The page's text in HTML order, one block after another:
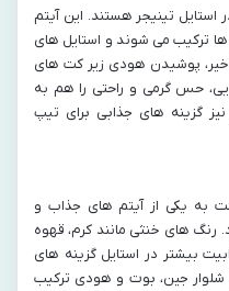
تینیجر هستند. این آیتم‌
ها ترکیب می‌ شوند و استایل‌ های
اخیر، پوشیدن هودی زیر کت‌ های
حس گرمی و راحتی را هم به
گزینه‌ های جذابی برای تیپ
به یکی از آیتم‌ های جذاب و
رنگ‌ های خنثی مانند کرم، قهوه‌
بیشتر در استایل گزینه‌ های
شلوار جین، بوت و هودی ترکیب